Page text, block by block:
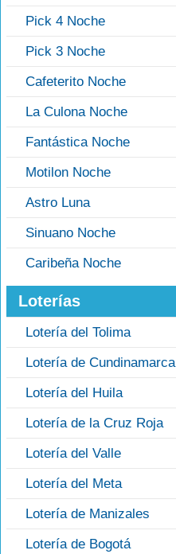
Pick 4 Noche
Pick 3 Noche
Cafeterito Noche
La Culona Noche
Fantástica Noche
Motilon Noche
Astro Luna
Sinuano Noche
Caribeña Noche
Loterías
Lotería del Tolima
Lotería de Cundinamarca
Lotería del Huila
Lotería de la Cruz Roja
Lotería del Valle
Lotería del Meta
Lotería de Manizales
Lotería de Bogotá